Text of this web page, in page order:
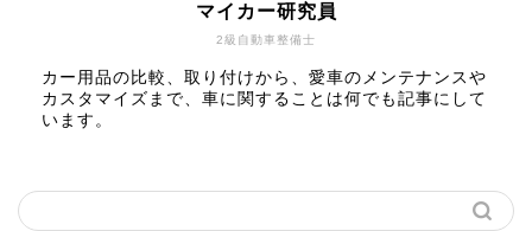
2級自動車整備士
マイカー研究員
カー用品の比較、取り付けから、愛車のメンテナンスや
カスタマイズまで、車に関することは何でも記事にして
います。